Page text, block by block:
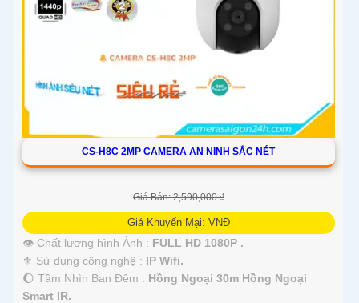
CS-H8C 2MP CAMERA AN NINH SẮC NÉT
Giá Bán: 2,590,000 ₫
Giá Khuyến Mại: VNĐ
👁 Chất lượng hình Ảnh : FULL HD 1080P .
⚜️ Sử dụng công nghệ : IP Wifi.
🌔 Tầm Nhìn Ban Đêm : Hồng Ngoại 30m Hồng Ngoại
Smart IR.